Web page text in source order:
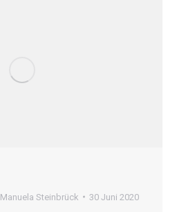
Manuela Steinbrück 30 Juni 2020